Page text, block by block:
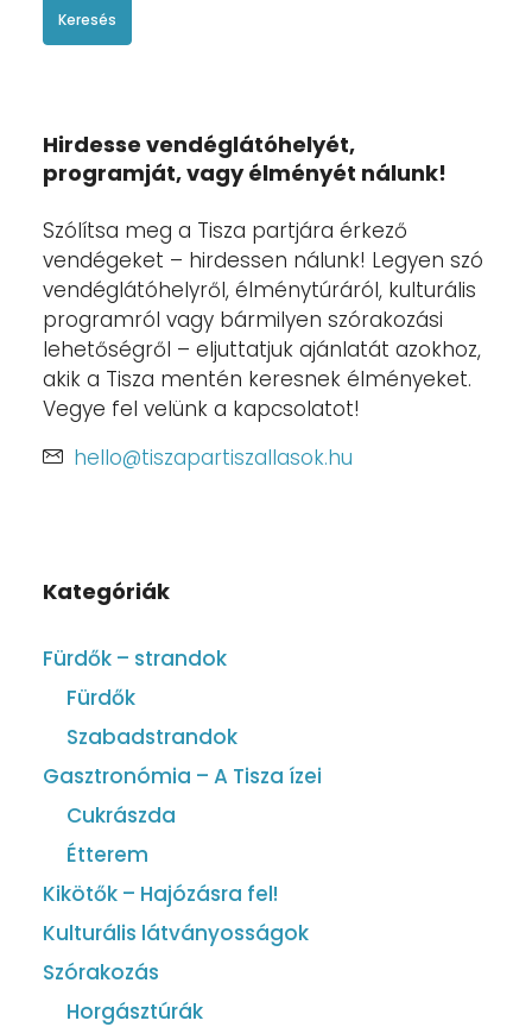
Keresés
Hirdesse vendéglátóhelyét,
programját, vagy élményét nálunk!
Szólítsa meg a Tisza partjára érkező
vendégeket – hirdessen nálunk! Legyen szó
vendéglátóhelyről, élménytúráról, kulturális
programról vagy bármilyen szórakozási
lehetőségről – eljuttatjuk ajánlatát azokhoz,
akik a Tisza mentén keresnek élményeket.
Vegye fel velünk a kapcsolatot!
hello@tiszapartiszallasok.hu
Kategóriák
Fürdők – strandok
Fürdők
Szabadstrandok
Gasztronómia – A Tisza ízei
Cukrászda
Étterem
Kikötők – Hajózásra fel!
Kulturális látványosságok
Szórakozás
Horgásztúrák